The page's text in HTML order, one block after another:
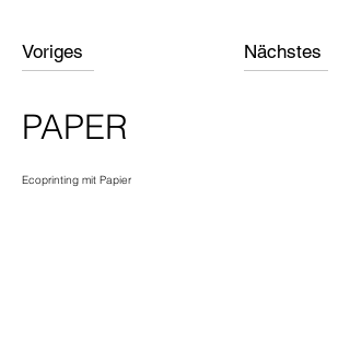
Voriges Nächstes
PAPER
Ecoprinting mit Papier